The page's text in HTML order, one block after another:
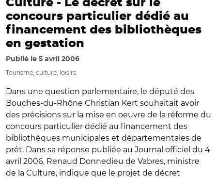
Culture - Le décret sur le
concours particulier dédié au
financement des bibliothèques
en gestation
Publié le 5 avril 2006
Tourisme, culture, loisirs
Dans une question parlementaire, le député des
Bouches-du-Rhône Christian Kert souhaitait avoir
des précisions sur la mise en oeuvre de la réforme du
concours particulier dédié au financement des
bibliothèques municipales et départementales de
prêt. Dans sa réponse publiée au Journal officiel du 4
avril 2006, Renaud Donnedieu de Vabres, ministre
de la Culture, indique que le projet de décret